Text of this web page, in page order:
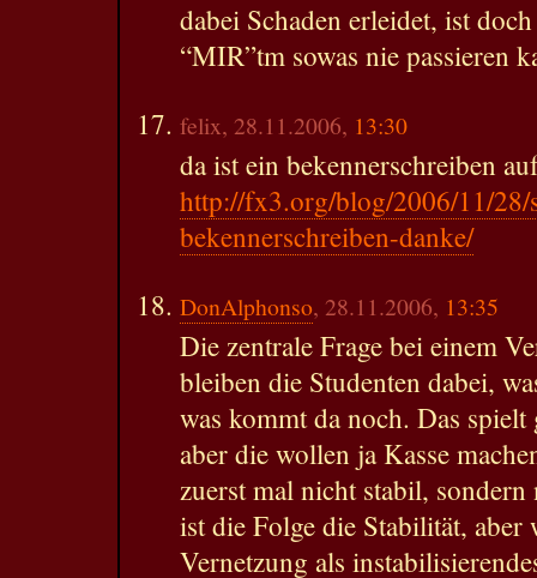
dabei Schaden erleidet, ist
“MIR”tm sowas nie passieren
felix, 28.11.2006, 13:30
da ist ein bekennerschreiben
http://fx3.org/blog/2006/11/
bekennerschreiben-danke/
DonAlphonso, 28.11.2006, 13:35
Die zentrale Frage bei einem
bleiben die Studenten dabei,
was kommt da noch. Das
aber die wollen ja Kasse
zuerst mal nicht stabil,
ist die Folge die Stabilität, aber
Vernetzung als